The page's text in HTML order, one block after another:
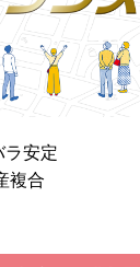
ラ安定
複合